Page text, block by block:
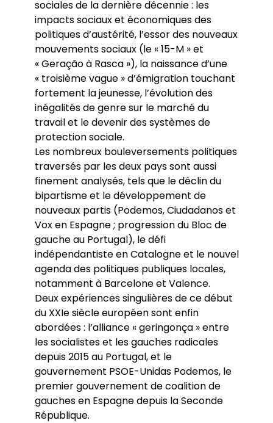
sociales de la dernière décennie : les
impacts sociaux et économiques des
politiques d’austérité, l’essor des nouveaux
mouvements sociaux (le « 15-M » et
« Geração à Rasca »), la naissance d’une
« troisième vague » d’émigration touchant
fortement la jeunesse, l’évolution des
inégalités de genre sur le marché du
travail et le devenir des systèmes de
protection sociale.
Les nombreux bouleversements politiques
traversés par les deux pays sont aussi
finement analysés, tels que le déclin du
bipartisme et le développement de
nouveaux partis (Podemos, Ciudadanos et
Vox en Espagne ; progression du Bloc de
gauche au Portugal), le défi
indépendantiste en Catalogne et le nouvel
agenda des politiques publiques locales,
notamment à Barcelone et Valence.
Deux expériences singulières de ce début
du XXIe siècle européen sont enfin
abordées : l’alliance « geringonça » entre
les socialistes et les gauches radicales
depuis 2015 au Portugal, et le
gouvernement PSOE-Unidas Podemos, le
premier gouvernement de coalition de
gauches en Espagne depuis la Seconde
République.